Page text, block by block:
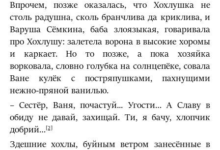
Впрочем, позже оказалась, что Хохлушка не
столь радушна, сколь бранчлива да криклива, и
Варуша Сёмкина, баба злоязыкая, говаривала
про Хохлушу: залетела ворона в высокие хоромы
и каркает. Но то позже, а пока хозяйка
ворковала, словно голубка на солнцепёке, совала
Ване кулёк с постряпушками, пахнущими
нежно-пряной ванилью.
– Сестёр, Ваня, почастуй... Угости… А Славу в
обиду не давай, захищай. Ти, я бачу, хлопчик
добрий… [2]
Здешние хохлы, буйным ветром занесённые в